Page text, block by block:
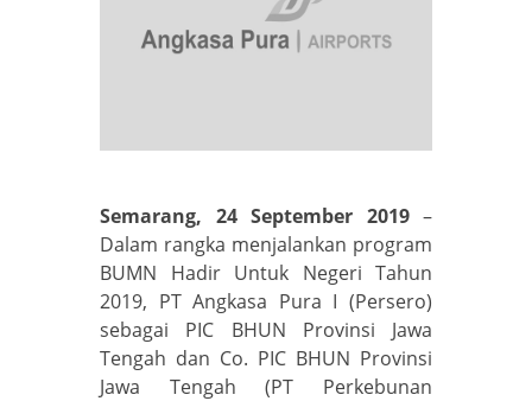
Semarang, 24 September 2019 –
Dalam rangka menjalankan program
BUMN Hadir Untuk Negeri Tahun
2019, PT Angkasa Pura I (Persero)
sebagai PIC BHUN Provinsi Jawa
Tengah dan Co. PIC BHUN Provinsi
Jawa Tengah (PT Perkebunan